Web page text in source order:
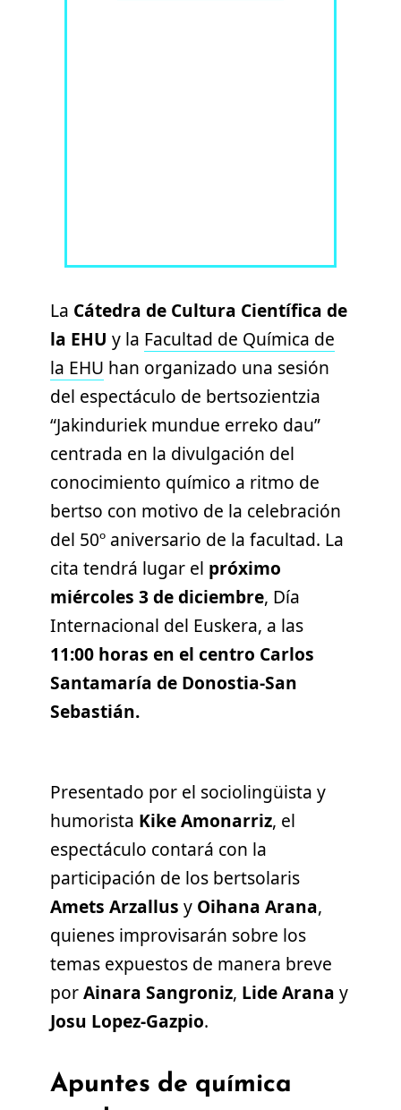
La Cátedra de Cultura Científica de
la EHU y la Facultad de Química de
la EHU han organizado una sesión
del espectáculo de bertsozientzia
“Jakinduriek mundue erreko dau”
centrada en la divulgación del
conocimiento químico a ritmo de
bertso con motivo de la celebración
del 50º aniversario de la facultad. La
cita tendrá lugar el próximo
miércoles 3 de diciembre, Día
Internacional del Euskera, a las
11:00 horas en el centro Carlos
Santamaría de Donostia-San
Sebastián.
Presentado por el sociolingüista y
humorista Kike Amonarriz, el
espectáculo contará con la
participación de los bertsolaris
Amets Arzallus y Oihana Arana,
quienes improvisarán sobre los
temas expuestos de manera breve
porAinara Sangroniz, Lide Arana y
Josu Lopez-Gazpio.
Apuntes de química